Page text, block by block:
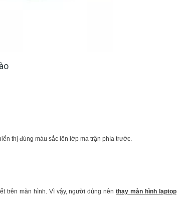
thị đúng màu sắc lên lớp ma trận phía trước.
trên màn hình. Vì vậy, người dùng nên thay màn hình laptop